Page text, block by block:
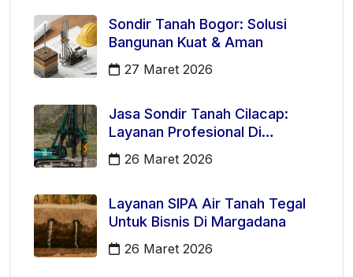
Sondir Tanah Bogor: Solusi
Bangunan Kuat & Aman
27 Maret 2026
Jasa Sondir Tanah Cilacap:
Layanan Profesional Di
Kecamatan Majenang
26 Maret 2026
Layanan SIPA Air Tanah Tegal
Untuk Bisnis Di Margadana
26 Maret 2026